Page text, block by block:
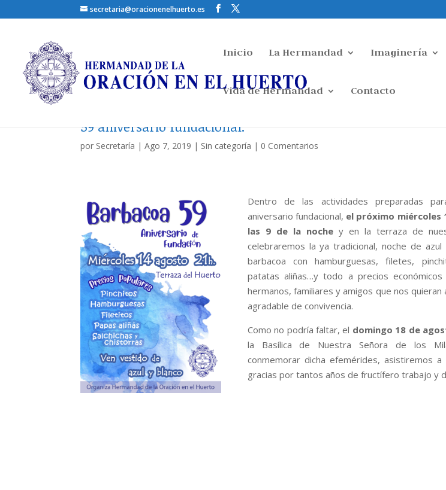
secretaria@oracionenelhuerto.es
Inicio La Hermandad Imaginería
Vida de Hermandad Contacto
59 aniversario fundacional.
por Secretaría |Ago 7, 2019 | Sin categoría | 0 Comentarios
Dentro de las actividades preparadas
aniversario fundacional, el próximo
las 9 de la nochey en la terraza de
celebraremos la ya tradicional, noche de
barbacoa con hamburguesas, filetes,
patatas aliñas…y todo a precios
hermanos, familiares y amigos que nos
agradable de convivencia.
Como no podría faltar, el domingo 18 de
la Basílica de Nuestra Señora de los
conmemorar dicha efemérides, asistiremos a
gracias por tantos años de fructífero trabajo y